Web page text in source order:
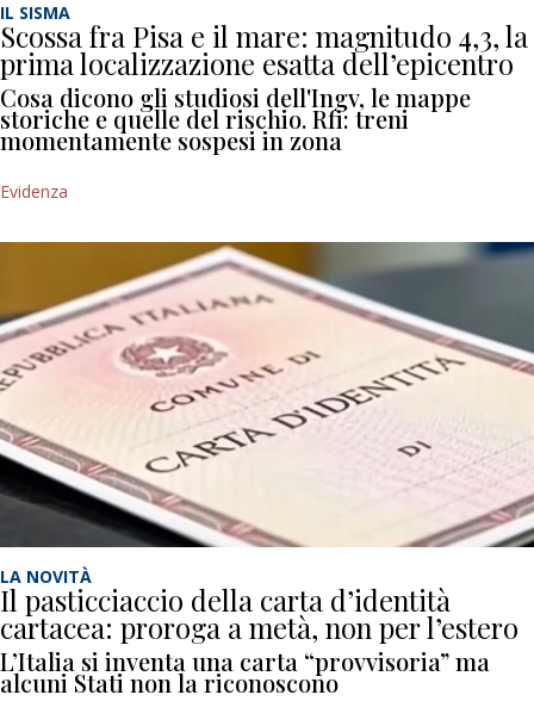
IL SISMA
Scossa fra Pisa e il mare: magnitudo 4,3, la
prima localizzazione esatta dell’epicentro
Cosa dicono gli studiosi dell'Ingv, le mappe
storiche e quelle del rischio. Rfi: treni
momentamente sospesi in zona
Evidenza
LA NOVITÀ
Il pasticciaccio della carta d’identità
cartacea: proroga a metà, non per l’estero
L’Italia si inventa una carta “provvisoria” ma
alcuni Stati non la riconoscono